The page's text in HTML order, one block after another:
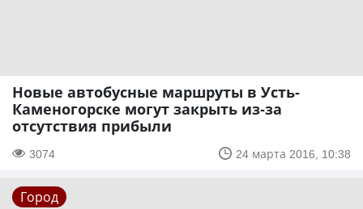
Новые автобусные маршруты в Усть-
Каменогорске могут закрыть из-за
отсутствия прибыли
3074 24 марта 2016, 10:38
Город